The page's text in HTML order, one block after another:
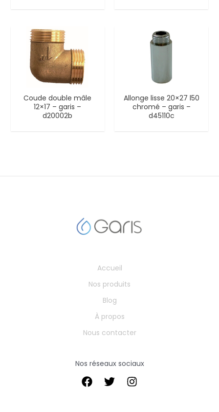
Coude double mâle
12×17 – garis –
d20002b
Allonge lisse 20×27 l50
chromé – garis –
d45110c
Accueil
Nos produits
Blog
À propos
Nous contacter
Nos réseaux sociaux